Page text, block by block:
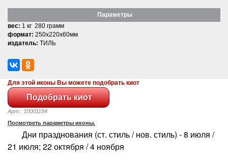
Параметры
вес: 1 кг 280 грамм
формат: 250x220x60мм
издатель: ТИЛЬ
Для этой иконы Вы можете подобрать киот
Арт.: 10001184
Посмотреть параметры иконы.
Дни празднования (ст. стиль / нов. стиль) - 8 июля /
21 июля; 22 октября / 4 ноября